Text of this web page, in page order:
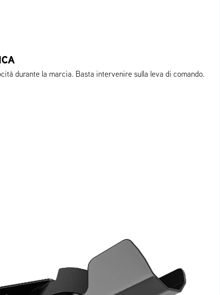
durante la marcia. Basta intervenire sulla leva di comando.